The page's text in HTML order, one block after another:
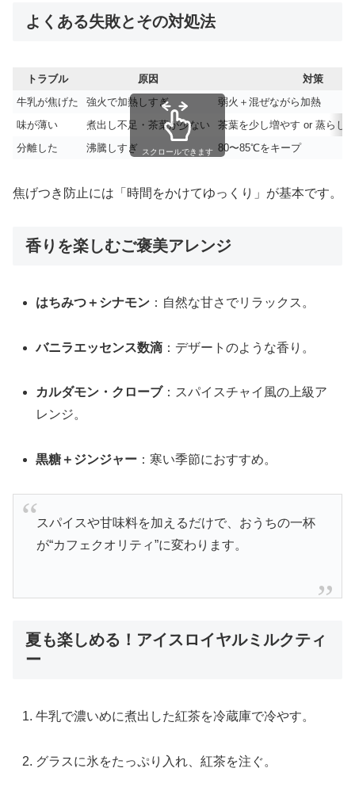
よくある失敗とその対処法
トラブル 原因
対策
牛乳が焦げた
強火で加熱しすぎ
弱火＋混ぜながら加熱
味が薄い
煮出し不足・茶葉が少ない
茶葉を少し増やす or 蒸らし
分離した
沸騰しすぎ 80〜85℃をキープ
スクロールできます
焦げつき防止には「時間をかけてゆっくり」が基本です。
香りを楽しむご褒美アレンジ
はちみつ＋シナモン ：自然な甘さでリラックス。
バニラエッセンス数滴 ：デザートのような香り。
カルダモン・クローブ：スパイスチャイ風の上級ア
レンジ。
黒糖＋ジンジャー ：寒い季節におすすめ。
スパイスや甘味料を加えるだけで、おうちの一杯
が“カフェクオリティ”に変わります。
夏も楽しめる！アイスロイヤルミルクティ
ー
牛乳で濃いめに煮出した紅茶を冷蔵庫で冷やす。
グラスに氷をたっぷり入れ、紅茶を注ぐ。